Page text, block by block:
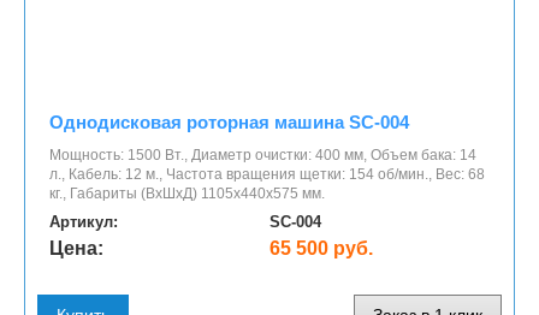
Однодисковая роторная машина SC-004
Мощность: 1500 Вт., Диаметр очистки: 400 мм, Объем бака: 14
л., Кабель: 12 м., Частота вращения щетки: 154 об/мин., Вес: 68
кг., Габариты (ВхШхД) 1105х440х575 мм.
Артикул: SC-004
Цена: 65 500 руб.